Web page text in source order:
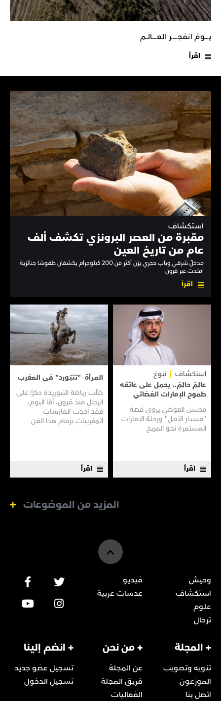
يـــومَ انفجـــــر العــــالـم
اقرأ
استكشاف
مقبرة من العصر البرونزي تكشف ألف
عام من تاريخ العين
مدخلٌ شرقي وباب حجري يزن أكثر من 200 كيلوجرام يكشفان طقوسًا جنائزية
امتدت عبر قرون
اقرأ
استكشاف
نبوغ
عالِمٌ حالِمٌ.. يحمل على عاتقه
طموح الإمارات الفضائي
محسن العوضي يروي قصـة
"مسبـار الأمـل" ورحلة الإمارات
المستمرة نحـو المريـخ
اقرأ
المـرأة "تَتبَـورد" في المغرب
ظلّت رياضة التبوريدة حكرًا على
الرجال منذ قرون. أمّا اليوم،
فقد أخذت الفارسات
المغربيات بزمام هذا الفن
اقرأ
المزيد من الموضوعات
وحيش
استكشاف
علوم
ترحال
فيديو
عدسات عربية
+ المجلة
تنويه وتصويب
الموزعون
اتصل بنا
+ من نحن
عن المجلة
فريق المجلة
الفعاليات
+ انضم إلينا
تسجيل عضو جديد
تسجيل الدخول